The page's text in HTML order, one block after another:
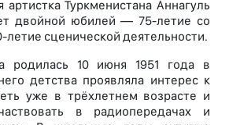
артистка Туркменистана Аннагуль
двойной юбилей — 75-летие со
летие сценической деятельности.
родилась 10 июня 1951 года в
детства проявляла интерес к
уже в трёхлетнем возрасте и
в радиопередачах и